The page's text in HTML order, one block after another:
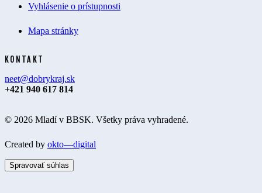
Vyhlásenie o prístupnosti
Mapa stránky
KONTAKT
neet@dobrykraj.sk
+421 940 617 814
© 2026 Mladí v BBSK. Všetky práva vyhradené.
Created by okto—digital
Spravovať súhlas